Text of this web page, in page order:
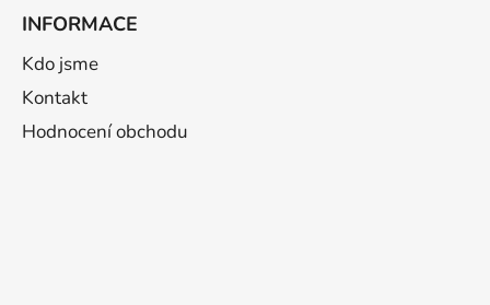
INFORMACE
Kdo jsme
Kontakt
Hodnocení obchodu